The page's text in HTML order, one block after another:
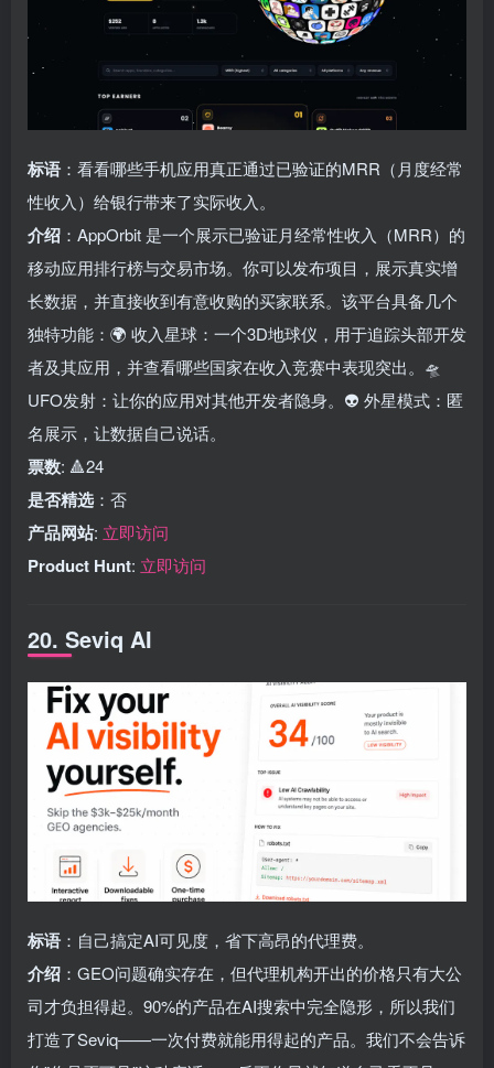
标语 ：看看哪些手机应用真正通过已验证的MRR（月度经常
性收入）给银行带来了实际收入。
介绍 ：AppOrbit 是一个展示已验证月经常性收入（MRR）的
移动应用排行榜与交易市场。你可以发布项目，展示真实增
长数据，并直接收到有意收购的买家联系。该平台具备几个
独特功能：🌍 收入星球：一个3D地球仪，用于追踪头部开发
者及其应用，并查看哪些国家在收入竞赛中表现突出。🛸
UFO发射：让你的应用对其他开发者隐身。👽 外星模式：匿
名展示，让数据自己说话。
票数: 🔺24
是否精选 ：否
产品网站: 立即访问
Product Hunt: 立即访问
20. Seviq AI
标语 ：自己搞定AI可见度，省下高昂的代理费。
介绍 ：GEO问题确实存在，但代理机构开出的价格只有大公
司才负担得起。90%的产品在AI搜索中完全隐形，所以我们
打造了Seviq——一次付费就能用得起的产品。我们不会告诉